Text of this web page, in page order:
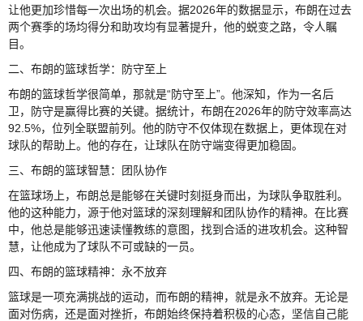
让他更加珍惜每一次出场的机会。据2026年的数据显示，布朗在过去
两个赛季的场均得分和助攻均有显著提升，他的蜕变之路，令人瞩
目。
二、布朗的篮球哲学：防守至上
布朗的篮球哲学很简单，那就是“防守至上”。他深知，作为一名后
卫，防守是赢得比赛的关键。据统计，布朗在2026年的防守效率高达
92.5%，位列全联盟前列。他的防守不仅体现在数据上，更体现在对
球队的帮助上。他的存在，让球队在防守端变得更加稳固。
三、布朗的篮球智慧：团队协作
在篮球场上，布朗总是能够在关键时刻挺身而出，为球队争取胜利。
他的这种能力，源于他对篮球的深刻理解和团队协作的精神。在比赛
中，他总是能够迅速读懂教练的意图，找到合适的进攻机会。这种智
慧，让他成为了球队不可或缺的一员。
四、布朗的篮球精神：永不放弃
篮球是一项充满挑战的运动，而布朗的精神，就是永不放弃。无论是
面对伤病，还是面对挫折，布朗始终保持着积极的心态，坚信自己能